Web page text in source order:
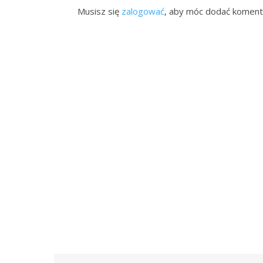
Musisz się zalogować, aby móc dodać